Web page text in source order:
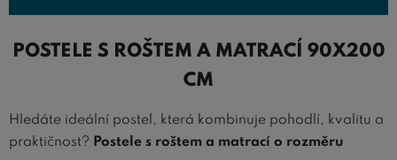
POSTELE S ROŠTEM A MATRACÍ 90X200
CM
Hledáte ideální postel, která kombinuje pohodlí, kvalitu a
praktičnost? Postele s roštem a matrací o rozměru